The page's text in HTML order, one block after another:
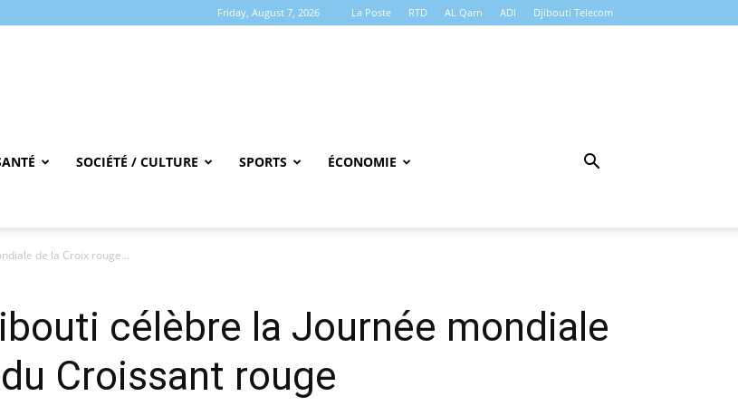
Friday, August 7, 2026 La Poste RTD AL Qarn ADI Djibouti Telecom
SOCIÉTÉ / CULTURE SPORTS ÉCONOMIE
de la Croix rouge...
célèbre la Journée mondiale
Croissant rouge